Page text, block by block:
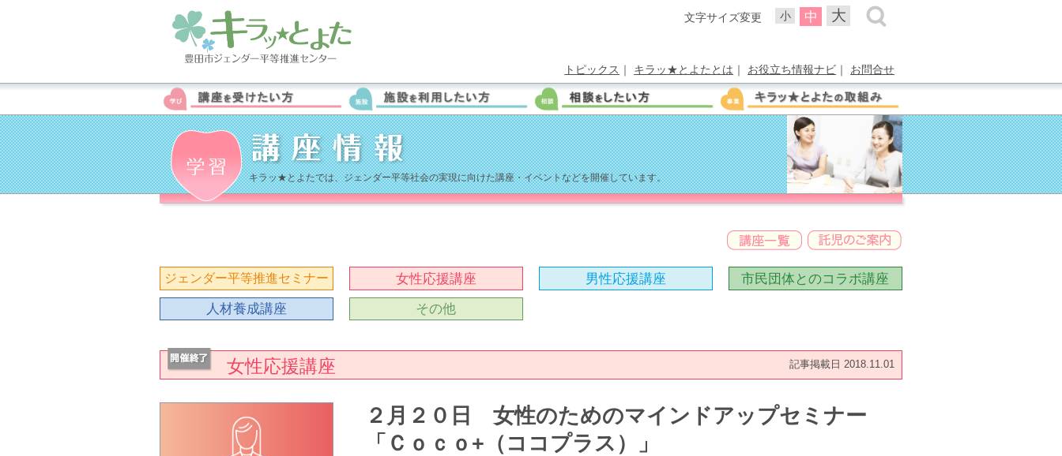
小 中 大
文字サイズ変更
トピックス ｜ キラッ★とよたとは ｜ お役立ち情報ナビ ｜ お問合せ
キラッ★とよたでは、ジェンダー平等社会の実現に向けた講座・イベントなどを開催しています。
ジェンダー平等推進セミナー 女性応援講座 男性応援講座 市民団体とのコラボ講座
人材養成講座
その他
女性応援講座 記事掲載日 2018.11.01
２月２０日 女性のためのマインドアップセミナー
「Ｃｏｃｏ+（ココプラス）」